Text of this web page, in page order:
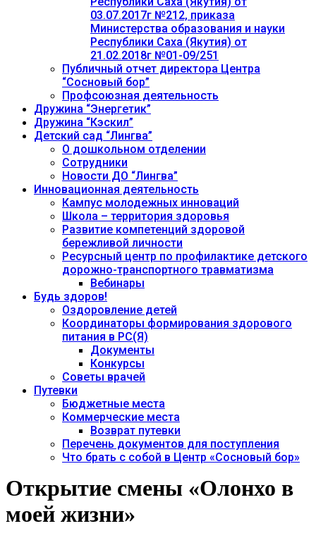
03.07.2017г №212, приказа
Министерства образования и науки
Республики Саха (Якутия) от
21.02.2018г №01-09/251
Публичный отчет директора Центра
“Сосновый бор”
Профсоюзная деятельность
Дружина “Энергетик”
Дружина “Кэскил”
Детский сад “Лингва”
О дошкольном отделении
Сотрудники
Новости ДО “Лингва”
Инновационная деятельность
Кампус молодежных инноваций
Школа – территория здоровья
Развитие компетенций здоровой
бережливой личности
Ресурсный центр по профилактике детского
дорожно-транспортного травматизма
Вебинары
Будь здоров!
Оздоровление детей
Координаторы формирования здорового
питания в РС(Я)
Документы
Конкурсы
Советы врачей
Путевки
Бюджетные места
Коммерческие места
Возврат путевки
Перечень документов для поступления
Что брать с собой в Центр «Сосновый бор»
Открытие смены «Олонхо в
моей жизни»